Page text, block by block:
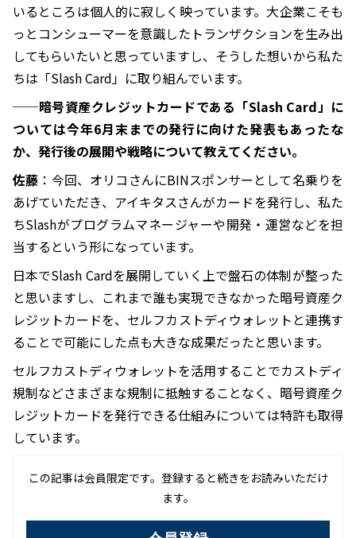
いるところは個人的に寂しく映っています。大企業こそも
っとコンシューマーを意識したトランザクションを生み出
してもらいたいと思っていますし、そうした想いから私た
ちは「Slash Card」に取り組んでいます。
──暗号資産クレジットカードである「Slash Card」に
ついては今年6月末までの発行に向けた発表もあったな
か、発行後の展開や戦略について教えてください。
佐藤 ：今回、オリコさんにBINスポンサーとして名乗りを
あげていただき、アイキタスさんがカードを発行し、私た
ちSlashがプログラムマネージャーや開発・運営などを担
当するという形になっています。
日本でSlash Cardを展開していく上で盤石の体制が整った
と思いますし、これまで誰も実現できなかった暗号資産ク
レジットカードを、セルフカストディウォレットと連携す
ることで可能にした点も大きな成果だったと思います。
セルフカストディウォレットを活用することでカストディ
規制などさまざまな規制に抵触することなく、暗号資産ク
レジットカードを発行できる仕組みについては特許も取得
しています。
この記事は会員限定です。登録すると続きをお読みいただけ
ます。